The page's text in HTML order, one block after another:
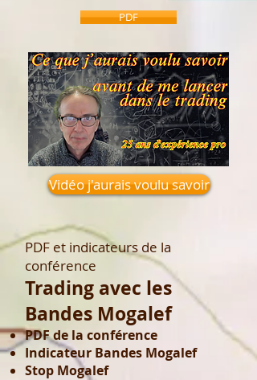
PDF
Vidéo j'aurais voulu savoir
PDF et indicateurs de la
conférence
Trading avec les
Bandes Mogalef
PDF de la conférence
Indicateur Bandes Mogalef
Stop Mogalef